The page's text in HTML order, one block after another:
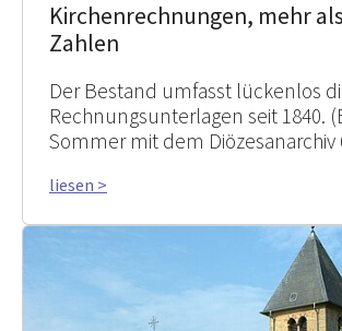
Kirchenrechnungen, mehr
Zahlen
Der Bestand umfasst lückenlos
Rechnungsunterlagen seit 1840.
Sommer mit dem Diözesanarchiv
liesen >